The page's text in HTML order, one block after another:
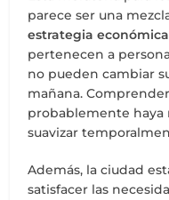
parece ser una
estrategia económica
pertenecen a
no pueden cambiar
mañana.
probablemente haya
suavizar
Además, la ciudad
satisfacer las